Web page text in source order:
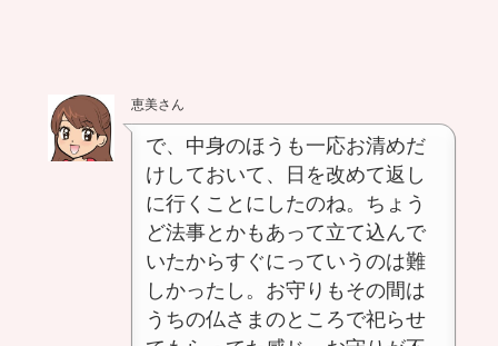
恵美さん
で、中身のほうも一応お清めだ
けしておいて、日を改めて返し
に行くことにしたのね。ちょう
ど法事とかもあって立て込んで
いたからすぐにっていうのは難
しかったし。お守りもその間は
うちの仏さまのところで祀らせ